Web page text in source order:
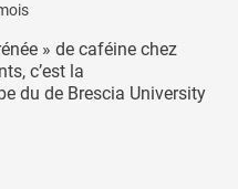
» de caféine chez
c’est la
du de Brescia University